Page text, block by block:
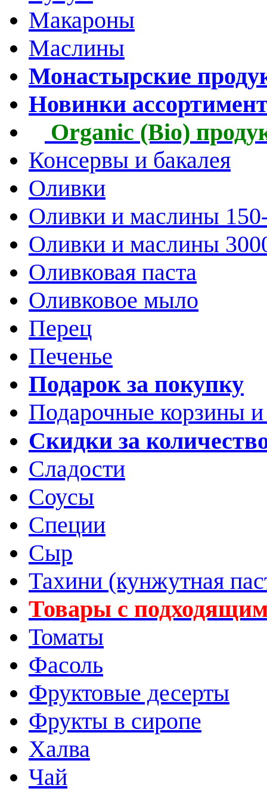
Макароны
Маслины
Монастырские
Новинки
Organic (Bio)
Консервы и бакалея
Оливки
Оливки и маслины
Оливки и маслины
Оливковая паста
Оливковое мыло
Перец
Печенье
Подарок за покупку
Подарочные корзины
Скидки за
Сладости
Соусы
Специи
Сыр
Тахини (кунжутная
Товары с
Томаты
Фасоль
Фруктовые десерты
Фрукты в сиропе
Халва
Чай